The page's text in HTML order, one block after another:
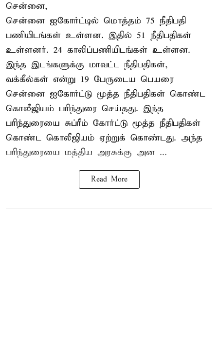
சென்னை,
சென்னை ஐகோர்ட்டில் மொத்தம் 75 நீதிபதி
பணியிடங்கள் உள்ளன. இதில் 51 நீதிபதிகள்
உள்ளனர். 24 காலிப்பணியிடங்கள் உள்ளன.
இந்த இடங்களுக்கு மாவட்ட நீதிபதிகள்,
வக்கீல்கள் என்று 19 பேருடைய பெயரை
சென்னை ஐகோர்ட்டு மூத்த நீதிபதிகள் கொண்ட
கொலீஜியம் பரிந்துரை செய்தது. இந்த
பரிந்துரையை சுப்ரீம் கோர்ட்டு மூத்த நீதிபதிகள்
கொண்ட கொலீஜியம் ஏற்றுக் கொண்டது. அந்த
பரிந்துரையை மத்திய அரசுக்கு அன ...
Read More